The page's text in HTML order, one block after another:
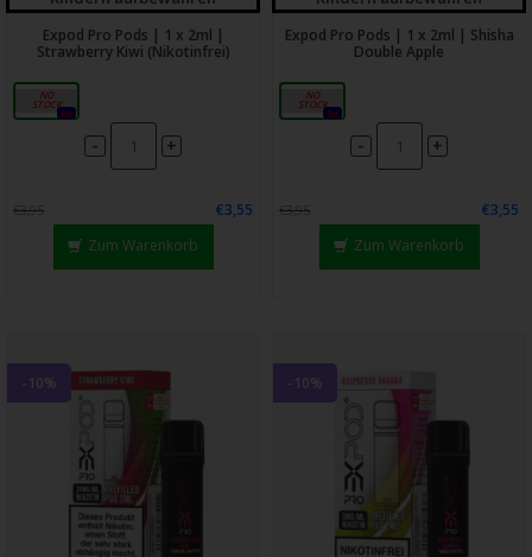
Expod Pro Pods | 1 x 2ml |
Strawberry Kiwi (Nikotinfrei)
0mg
0x
- +
€3,95
€3,55
Zum Warenkorb
Expod Pro Pods | 1 x 2ml | Shisha
Double Apple
20mg
0x
- +
€3,95
€3,55
Zum Warenkorb
-10% -10%